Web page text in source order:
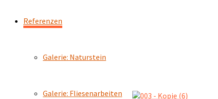
Referenzen
Galerie: Naturstein
Galerie: Fliesenarbeiten